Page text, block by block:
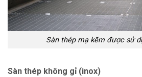
Sàn thép mạ kẽm được sử
Sàn thép không gỉ (inox)